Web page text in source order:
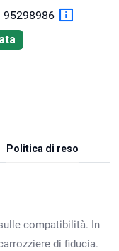
95298986
Politica di reso
compatibilità. In
di fiducia.